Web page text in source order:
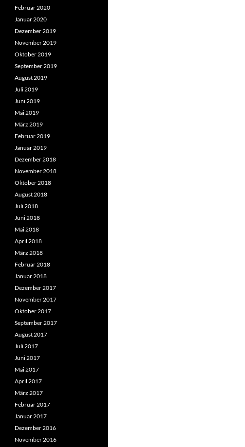
Februar 2020
Januar 2020
Dezember 2019
November 2019
Oktober 2019
September 2019
August 2019
Juli 2019
Juni 2019
Mai 2019
März 2019
Februar 2019
Januar 2019
Dezember 2018
November 2018
Oktober 2018
August 2018
Juli 2018
Juni 2018
Mai 2018
April 2018
März 2018
Februar 2018
Januar 2018
Dezember 2017
November 2017
Oktober 2017
September 2017
August 2017
Juli 2017
Juni 2017
Mai 2017
April 2017
März 2017
Februar 2017
Januar 2017
Dezember 2016
November 2016